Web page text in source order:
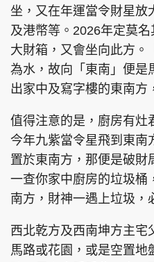
坐，又在年運當令財星放
及港幣等。2026年定莫
大財箱，又會坐向此方。
為水，故向「東南」便是
出家中及寫字樓的東南方
值得注意的是，廚房有灶
今年九紫當令星飛到東南
置於東南方，那便是破財
一查你家中廚房的垃圾桶
南方，財神一遇上垃圾，
西北乾方及西南坤方主宅
馬路或花園，或是空置地